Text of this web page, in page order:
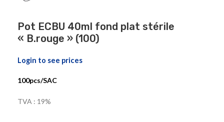
Pot ECBU 40ml fond plat stérile
« B.rouge » (100)
Login to see prices
100pcs/SAC
TVA : 19%